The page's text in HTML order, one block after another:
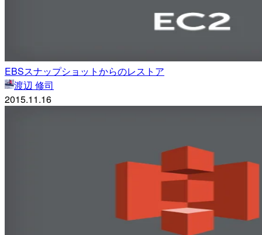
EBSスナップショットからのレストア
渡辺 修司
2015.11.16